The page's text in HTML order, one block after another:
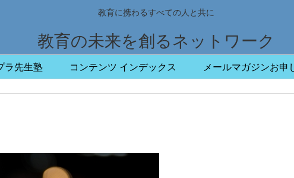
教育に携わるすべての人と共に
教育の未来を創るネットワーク
ラ先生塾 コンテンツ インデックス メールマガジンお申